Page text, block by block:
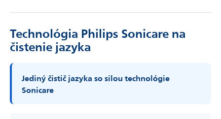
Technológia Philips Sonicare na
čistenie jazyka
Jediný čistič jazyka so silou technológie
Sonicare